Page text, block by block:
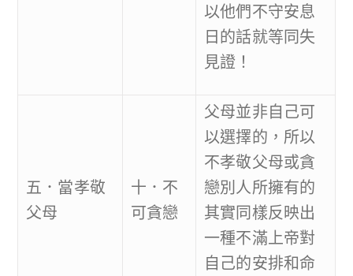
以他們不守安息
日的話就等同失
見證！
五．當孝敬
父母
十．不
可貪戀
父母並非自己可
以選擇的，所以
不孝敬父母或貪
戀別人所擁有的
其實同樣反映出
一種不滿上帝對
自己的安排和命